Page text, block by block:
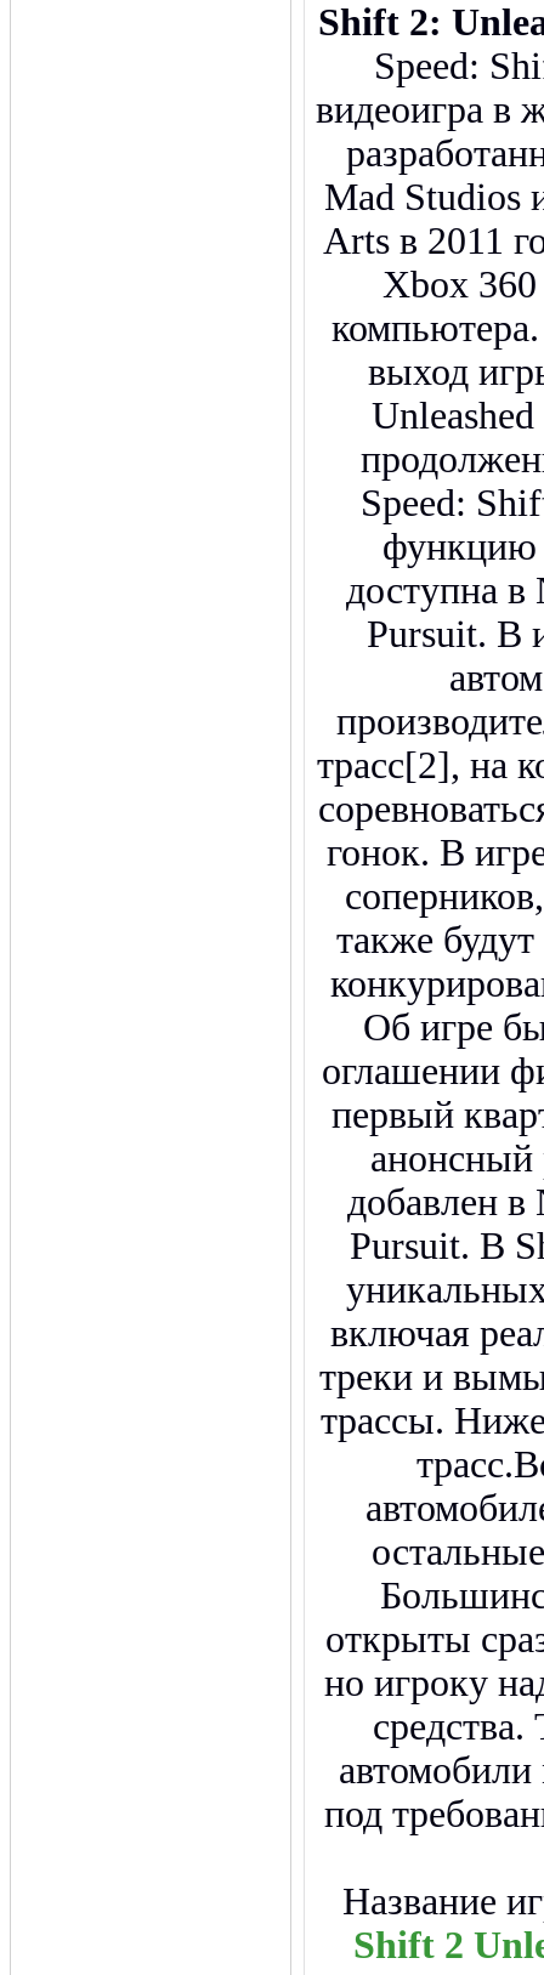
Shift 2:
Speed:
видеоигра в
Mad Studios
Arts в 2011
Xbox 360
компьютера.
выход
Speed:
функцию
доступна в
Pursuit. В
трасс[2], на
гонок. В
также
Об игре
оглашении
первый
добавлен в
Pursuit. В
включая
треки и
трассы.
открыты
но игроку
автомобили
под
Название
Shift 2